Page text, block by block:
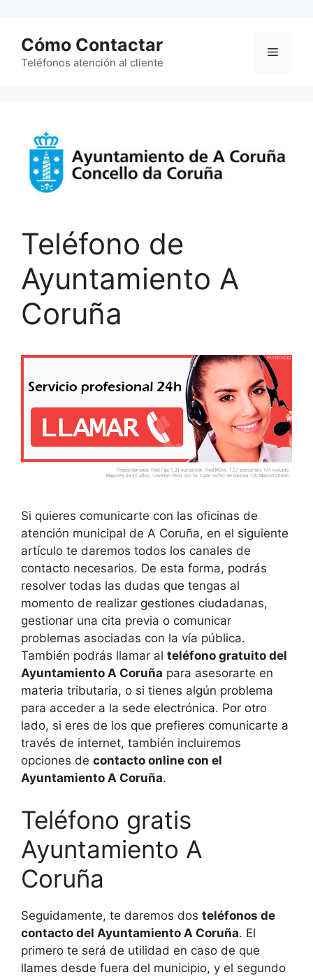
contenido
Cómo Contactar
Teléfonos atención al cliente
Menú
Teléfono de
Ayuntamiento A
Coruña
Si quieres comunicarte con las oficinas de
atención municipal de A Coruña, en el siguiente
artículo te daremos todos los canales de
contacto necesarios. De esta forma, podrás
resolver todas las dudas que tengas al
momento de realizar gestiones ciudadanas,
gestionar una cita previa o comunicar
problemas asociadas con la vía pública.
También podrás llamar al teléfono gratuito del
Ayuntamiento A Coruña para asesorarte en
materia tributaria, o si tienes algún problema
para acceder a la sede electrónica. Por otro
lado, si eres de los que prefieres comunicarte a
través de internet, también incluiremos
opciones de contacto online con el
Ayuntamiento A Coruña.
Teléfono gratis
Ayuntamiento A
Coruña
Seguidamente, te daremos dos teléfonos de
contacto del Ayuntamiento A Coruña. El
primero te será de utilidad en caso de que
llames desde fuera del municipio, y el segundo